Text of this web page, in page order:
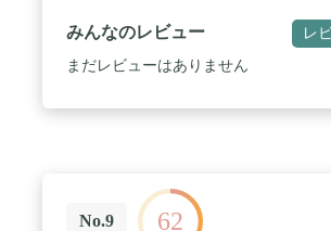
みんなのレビュー レ
まだレビューはありません
No.9 62